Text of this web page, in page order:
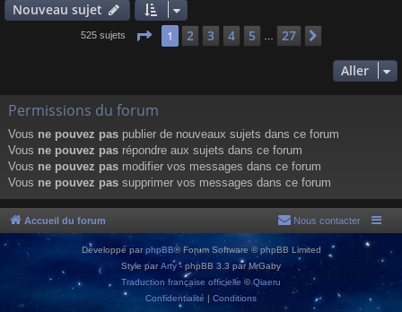
Nouveau sujet
525 sujets Page 1sur 27
1 2 3 4 5 27
Aller
Permissions du forum
Vous ne pouvez pas publier de nouveaux sujets dans ce forum
Vous ne pouvez pas répondre aux sujets dans ce forum
Vous ne pouvez pas modifier vos messages dans ce forum
Vous ne pouvez pas supprimer vos messages dans ce forum
Accueil du forum Nous contacter
Développé par phpBB® Forum Software © phpBB Limited
Style par Arty- phpBB 3.3 par MrGaby
Traduction française officielle ©Qiaeru
Confidentialité | Conditions